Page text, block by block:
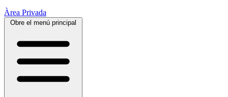
Àrea Privada
Obre el menú principal